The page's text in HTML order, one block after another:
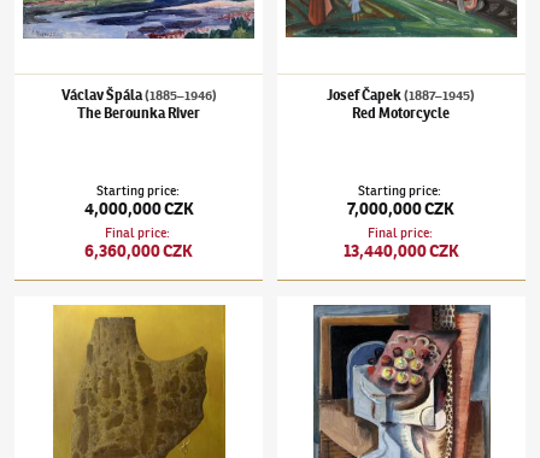
Václav Špála(1885–1946)
The Berounka River
Starting price:
4,000,000 CZK
Final price:
6,360,000 CZK
Josef Čapek(1887–1945)
Red Motorcycle
Starting price:
7,000,000 CZK
Final price:
13,440,000 CZK
František Muzika(1900–1974)Citadel IX. Antonín Procházka(1882–1945)Tray